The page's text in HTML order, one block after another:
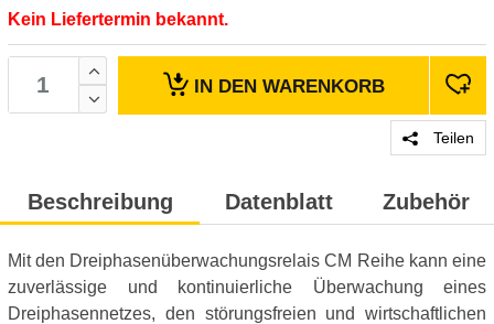
Kein Liefertermin bekannt.
IN DEN WARENKORB
Teilen
Beschreibung Datenblatt Zubehör
Mit den Dreiphasenüberwachungsrelais CM Reihe kann eine
zuverlässige und kontinuierliche Überwachung eines
Dreiphasennetzes, den störungsfreien und wirtschaftlichen